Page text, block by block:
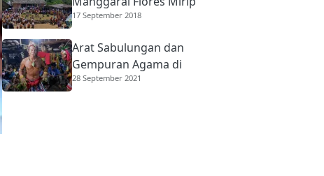
Rumah Gadang
17 September 2018
Arat Sabulungan dan
Gempuran Agama di
Mentawai
28 September 2021